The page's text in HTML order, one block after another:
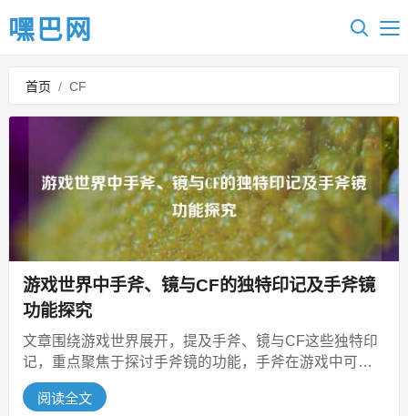
嘿巴网
首页 / CF
游戏世界中手斧、镜与CF的独特印记及手斧镜
功能探究
文章围绕游戏世界展开，提及手斧、镜与CF这些独特印
记，重点聚焦于探讨手斧镜的功能，手斧在游戏中可能
是特色近战武器，镜或许与视角、...
阅读全文